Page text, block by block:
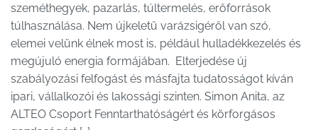
szeméthegyek, pazarlás, túltermelés, erőforrások
túlhasználása. Nem újkeletű varázsigéről van szó,
elemei velünk élnek most is, például hulladékkezelés és
megújuló energia formájában. Elterjedése új
szabályozási felfogást és másfajta tudatosságot kíván
ipari, vállalkozói és lakossági szinten. Simon Anita, az
ALTEO Csoport Fenntarthatóságért és körforgásos